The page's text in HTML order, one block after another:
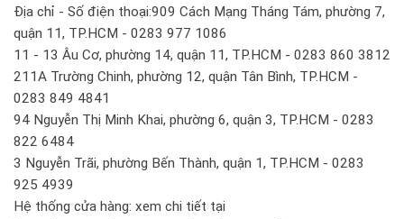
Địa chỉ - Số điện thoại:909 Cách Mạng Tháng Tám, phường 7,
quận 11, TP.HCM - 0283 977 1086
11 - 13 Âu Cơ, phường 14, quận 11, TP.HCM - 0283 860 3812
211A Trường Chinh, phường 12, quận Tân Bình, TP.HCM -
0283 849 4841
94 Nguyễn Thị Minh Khai, phường 6, quận 3, TP.HCM - 0283
822 6484
3 Nguyễn Trãi, phường Bến Thành, quận 1, TP.HCM - 0283
925 4939
Hệ thống cửa hàng: xem chi tiết tại